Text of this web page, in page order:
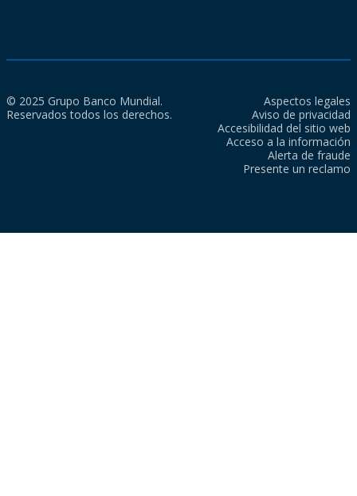
© 2025 Grupo Banco Mundial.
Reservados todos los derechos.
Aspectos legales
Aviso de privacidad
Accesibilidad del sitio web
Acceso a la información
Alerta de fraude
Presente un reclamo